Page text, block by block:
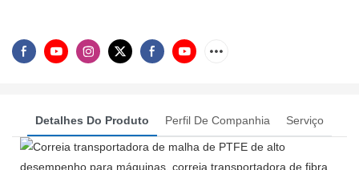
Detalhes Do Produto Perfil De Companhia Serviço